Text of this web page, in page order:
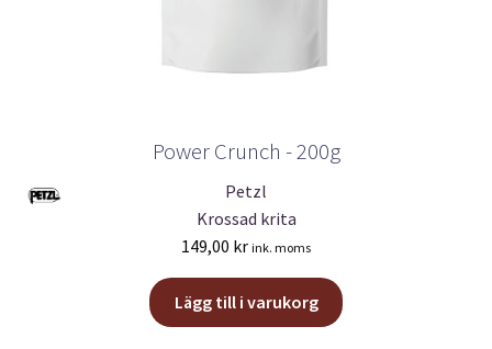
Power Crunch - 200g
Petzl
Krossad krita
149,00 kr ink. moms
Lägg till i varukorg